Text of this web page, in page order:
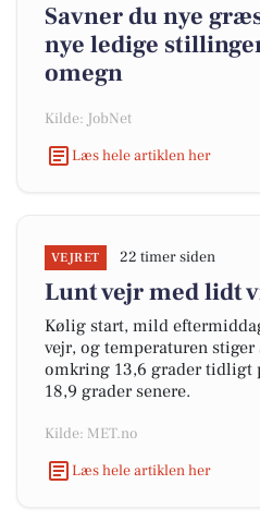
Savner du nye
nye ledige
omegn
Kilde: JobNet
Læs hele artiklen her
VEJRET 22 timer siden
Lunt vejr med lidt
Kølig start, mild
vejr, og temperaturen
omkring 13,6 grader tidligt
18,9 grader senere.
Kilde: MET.no
Læs hele artiklen her